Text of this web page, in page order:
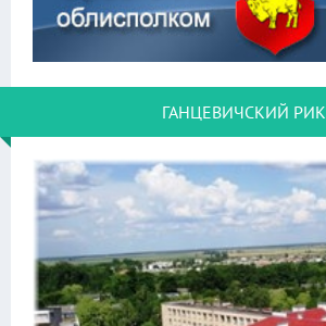
ГАНЦЕВИЧСКИЙ РИК